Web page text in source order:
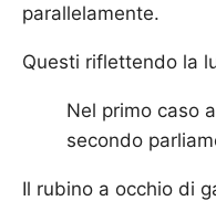
parallelamente.
Questi riflettendo la
Nel primo caso
secondo
Il rubino a occhio di